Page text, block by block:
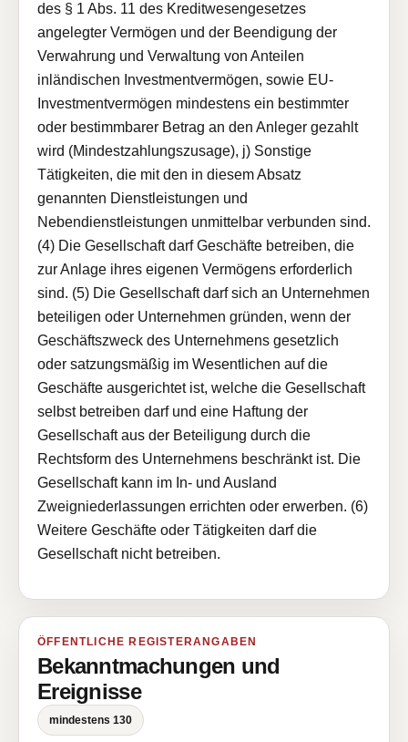
des § 1 Abs. 11 des Kreditwesengesetzes
angelegter Vermögen und der Beendigung der
Verwahrung und Verwaltung von Anteilen
inländischen Investmentvermögen, sowie EU-
Investmentvermögen mindestens ein bestimmter
oder bestimmbarer Betrag an den Anleger gezahlt
wird (Mindestzahlungszusage), j) Sonstige
Tätigkeiten, die mit den in diesem Absatz
genannten Dienstleistungen und
Nebendienstleistungen unmittelbar verbunden sind.
(4) Die Gesellschaft darf Geschäfte betreiben, die
zur Anlage ihres eigenen Vermögens erforderlich
sind. (5) Die Gesellschaft darf sich an Unternehmen
beteiligen oder Unternehmen gründen, wenn der
Geschäftszweck des Unternehmens gesetzlich
oder satzungsmäßig im Wesentlichen auf die
Geschäfte ausgerichtet ist, welche die Gesellschaft
selbst betreiben darf und eine Haftung der
Gesellschaft aus der Beteiligung durch die
Rechtsform des Unternehmens beschränkt ist. Die
Gesellschaft kann im In- und Ausland
Zweigniederlassungen errichten oder erwerben. (6)
Weitere Geschäfte oder Tätigkeiten darf die
Gesellschaft nicht betreiben.
ÖFFENTLICHE REGISTERANGABEN
Bekanntmachungen und
Ereignisse
mindestens 130